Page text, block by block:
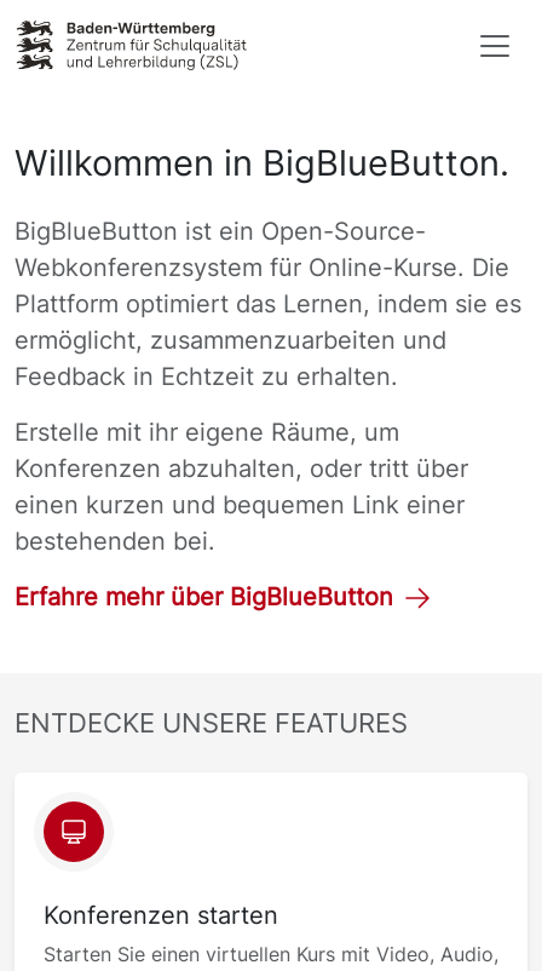
Willkommen in BigBlueButton.
BigBlueButton ist ein Open-Source-
Webkonferenzsystem für Online-Kurse. Die
Plattform optimiert das Lernen, indem sie es
ermöglicht, zusammenzuarbeiten und
Feedback in Echtzeit zu erhalten.
Erstelle mit ihr eigene Räume, um
Konferenzen abzuhalten, oder tritt über
einen kurzen und bequemen Link einer
bestehenden bei.
Erfahre mehr über BigBlueButton
ENTDECKE UNSERE FEATURES
Konferenzen starten
Starten Sie einen virtuellen Kurs mit Video, Audio,